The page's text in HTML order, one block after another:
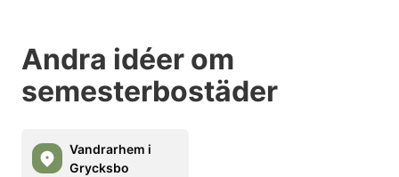
Andra idéer om
semesterbostäder
Vandrarhem i
Grycksbo